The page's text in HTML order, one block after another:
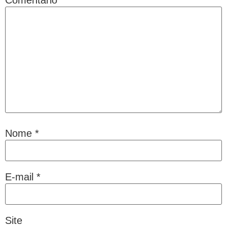
Nome *
E-mail *
Site